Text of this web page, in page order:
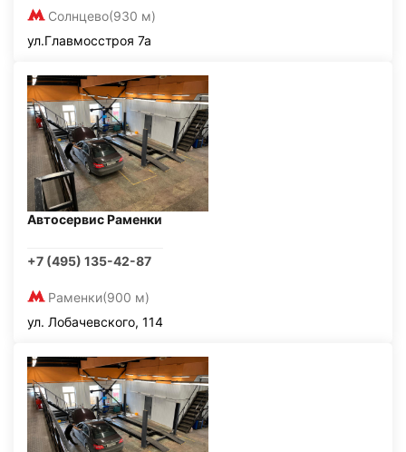
Солнцево(930 м)
ул.Главмосстроя 7а
Автосервис Раменки
+7 (495) 135-42-87
Раменки(900 м)
ул. Лобачевского, 114